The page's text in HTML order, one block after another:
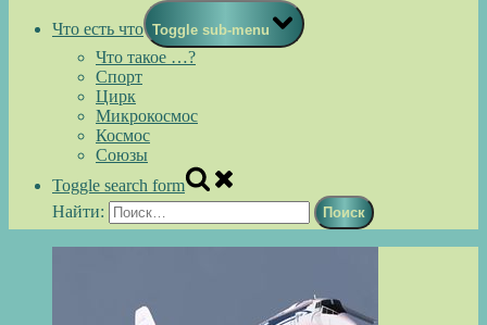
Что есть что Toggle sub-menu
Что такое …?
Спорт
Цирк
Микрокосмос
Космос
Союзы
Toggle search form
Найти: